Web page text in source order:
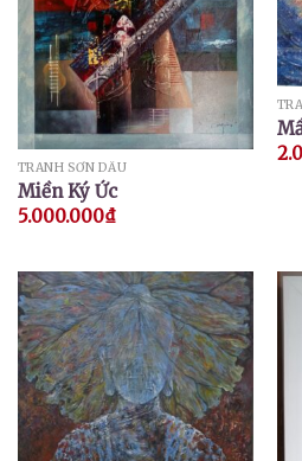
TRANH SƠN DẦU
Miền Ký Ức
5.000.000₫